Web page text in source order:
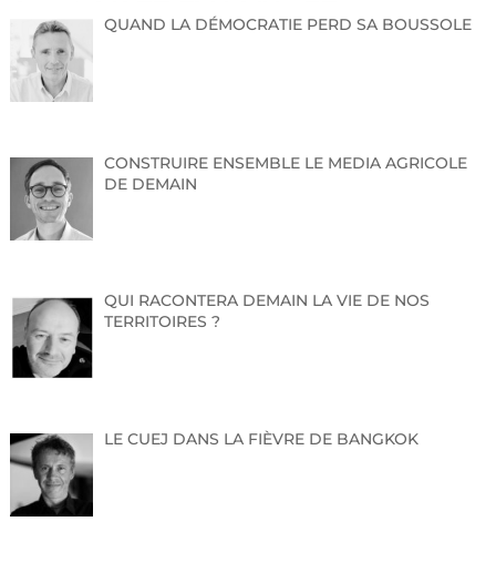
QUAND LA DÉMOCRATIE PERD SA BOUSSOLE
CONSTRUIRE ENSEMBLE LE MEDIA AGRICOLE
DE DEMAIN
QUI RACONTERA DEMAIN LA VIE DE NOS
TERRITOIRES ?
LE CUEJ DANS LA FIÈVRE DE BANGKOK